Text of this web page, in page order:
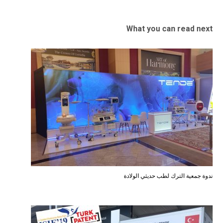
What you can read next
ندوة جمعية الترك لطب حديثي الولادة